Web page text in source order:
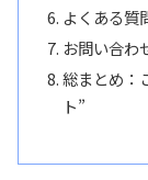
よくある質
お問い合わ
総まとめ：
ト”